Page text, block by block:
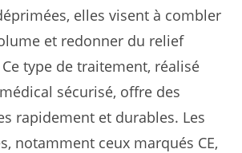
elles visent à combler
et redonner du relief
type de traitement, réalisé
sécurisé, offre des
rapidement et durables. Les
notamment ceux marqués CE,